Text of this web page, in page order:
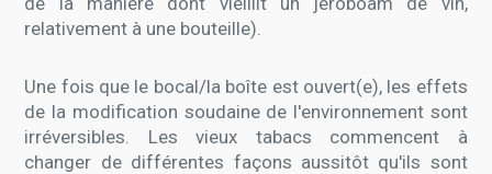
relativement à une bouteille).
Une fois que le bocal/la boîte est ouvert(e), les effets
de la modification soudaine de l'environnement sont
irréversibles. Les vieux tabacs commencent à
changer de différentes façons aussitôt qu'ils sont